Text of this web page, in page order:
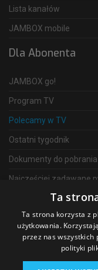
Lista kanałów
JAMBOX mobile
Dla Abonenta
JAMBOX go!
Program TV
Polecamy w TV
Ostatni tygodnik
Dokumenty do pobrania
Najczęściej zadawane
Telewizja
Ta
Ta strona korzysta z
użytkowania.
przez nas wszystkich
polityki